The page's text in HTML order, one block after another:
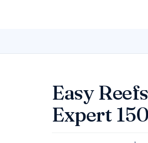
Easy
Expert